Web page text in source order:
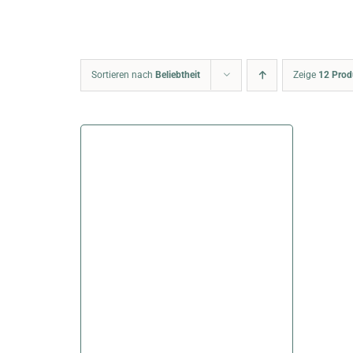
Sortieren nach Beliebtheit Zeige 12